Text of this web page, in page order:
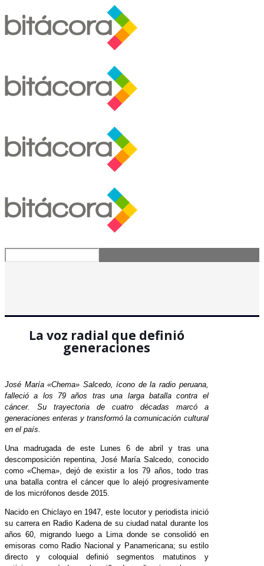
La voz radial que definió
generaciones
José María «Chema» Salcedo, ícono de la radio peruana,
falleció a los 79 años tras una larga batalla contra el
cáncer. Su trayectoria de cuatro décadas marcó a
generaciones enteras y transformó la comunicación cultural
en el país.
Una madrugada de este Lunes 6 de abril y tras una
descomposición repentina, José María Salcedo, conocido
como «Chema», dejó de existir a los 79 años, todo tras
una batalla contra el cáncer que lo alejó progresivamente
de los micrófonos desde 2015.
Nacido en Chiclayo en 1947, este locutor y periodista inició
su carrera en Radio Kadena de su ciudad natal durante los
años 60, migrando luego a Lima donde se consolidó en
emisoras como Radio Nacional y Panamericana; su estilo
directo y coloquial definió segmentos matutinos y